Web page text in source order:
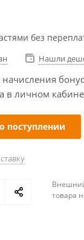
без
Нашли
в личном
поступлении
товара